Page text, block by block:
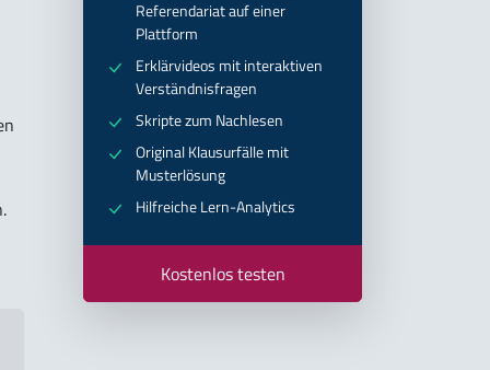
Referendariat auf einer
Plattform
Erklärvideos mit interaktiven
Verständnisfragen
Skripte zum Nachlesen
Original Klausurfälle mit
Musterlösung
Hilfreiche Lern-Analytics
Kostenlos testen